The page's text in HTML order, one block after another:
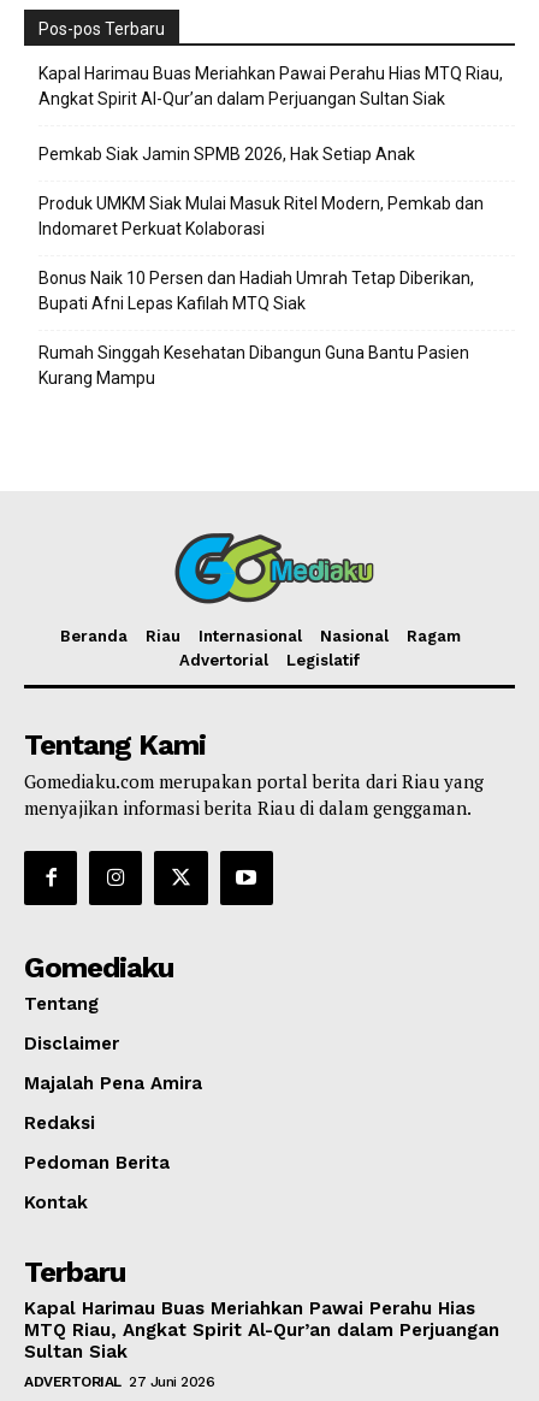
Pos-pos Terbaru
Kapal Harimau Buas Meriahkan Pawai Perahu Hias MTQ Riau,
Angkat Spirit Al-Qur’an dalam Perjuangan Sultan Siak
Pemkab Siak Jamin SPMB 2026, Hak Setiap Anak
Produk UMKM Siak Mulai Masuk Ritel Modern, Pemkab dan
Indomaret Perkuat Kolaborasi
Bonus Naik 10 Persen dan Hadiah Umrah Tetap Diberikan,
Bupati Afni Lepas Kafilah MTQ Siak
Rumah Singgah Kesehatan Dibangun Guna Bantu Pasien
Kurang Mampu
Beranda Riau Internasional Nasional
Ragam
Advertorial
Legislatif
Tentang Kami
Gomediaku.com merupakan portal berita dari Riau yang
menyajikan informasi berita Riau di dalam genggaman.
Gomediaku
Tentang
Disclaimer
Majalah Pena Amira
Redaksi
Pedoman Berita
Kontak
Terbaru
Kapal Harimau Buas Meriahkan Pawai Perahu Hias
MTQ Riau, Angkat Spirit Al-Qur’an dalam Perjuangan
Sultan Siak
ADVERTORIAL 27 Juni 2026